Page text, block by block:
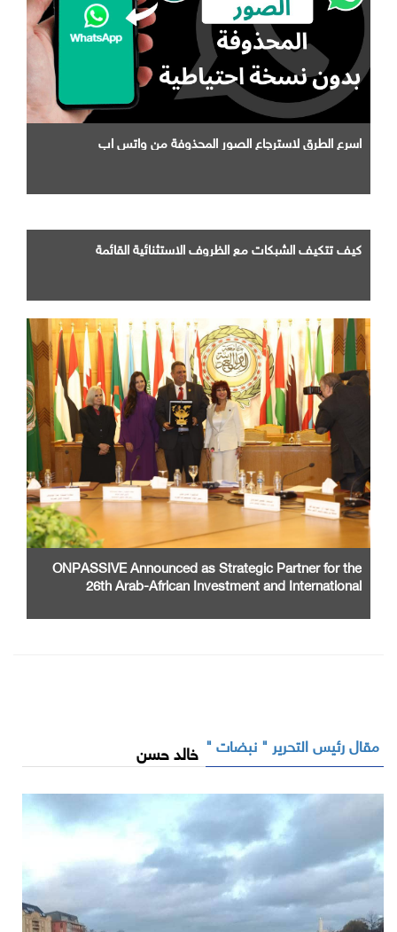
اسرع الطرق لاسترجاع الصور المحذوفة من واتس اب
كيف تتكيف الشبكات مع الظروف الاستثنائية القائمة
ONPASSIVE Announced as Strategic Partner for the
26th Arab-African Investment and International
مقال رئيس التحرير " نبضات " خالد حسن